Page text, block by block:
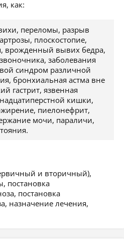
как:
переломы, разрыв
плоскостопие,
врожденный вывих бедра,
заболевания
синдром различной
бронхиальная астма вне
гастрит, язвенная
кишки,
пиелонефрит,
мочи, параличи,
и вторичный),
постановка
постановка
назначение лечения,